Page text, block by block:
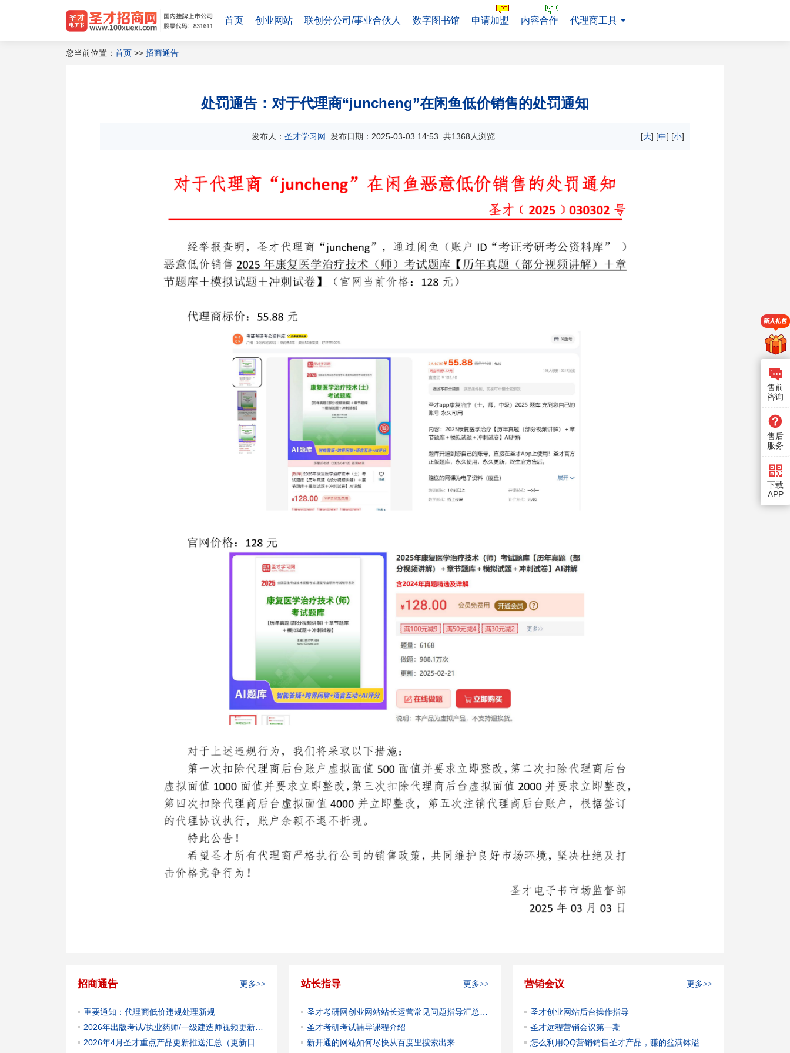
首页 创业网站 联创分公司/事业合伙人 数字图书馆 申请加盟 内容合作 代理商工具
您当前位置： 首页 >> 招商通告
处罚通告：对于代理商“juncheng”在闲鱼低价销售的处罚通知
[大] [中] [小]
发布人： 圣才学习网 发布日期：2025-03-03 14:53 共1368人浏览
招商通告 更多>>
重要通知：代理商低价违规处理新规
2026年出版考试/执业药师/一级建造师视频更新推送汇总（更新日期2026.5.29）
2026年4月圣才重点产品更新推送汇总（更新日期2026.4.27）
站长指导 更多>>
圣才考研网创业网站站长运营常见问题指导汇总【陆续更新中】
圣才考研考试辅导课程介绍
新开通的网站如何尽快从百度里搜索出来
营销会议 更多>>
圣才创业网站后台操作指导
圣才远程营销会议第一期
怎么利用QQ营销销售圣才产品，赚的盆满钵溢
售前
咨询
售后
服务
下载
APP